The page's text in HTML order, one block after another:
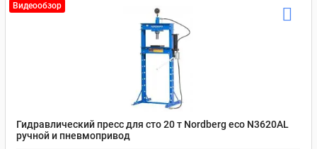
Видеообзор
Гидравлический пресс для сто 20 т Nordberg eco N3620AL
ручной и пневмопривод